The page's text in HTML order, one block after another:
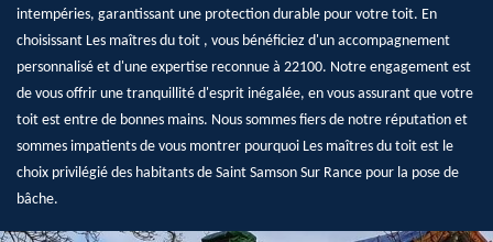
intempéries, garantissant une protection durable pour votre toit. En
choisissant Les maîtres du toit , vous bénéficiez d'un accompagnement
personnalisé et d'une expertise reconnue à 22100. Notre engagement est
de vous offrir une tranquillité d'esprit inégalée, en vous assurant que votre
toit est entre de bonnes mains. Nous sommes fiers de notre réputation et
sommes impatients de vous montrer pourquoi Les maîtres du toit est le
choix privilégié des habitants de Saint Samson Sur Rance pour la pose de
bâche.